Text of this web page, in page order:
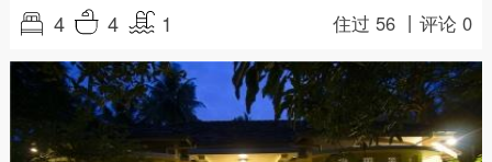
4 4 1 住过 56 丨评论 0